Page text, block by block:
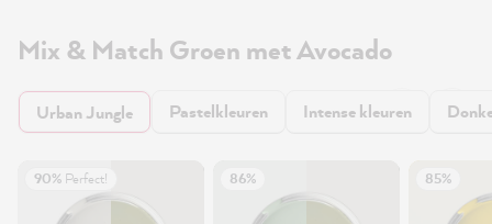
Mix & Match Groen met Avocado
Urban Jungle Pastelkleuren Intense kleuren
90% Perfect! 86% 85%